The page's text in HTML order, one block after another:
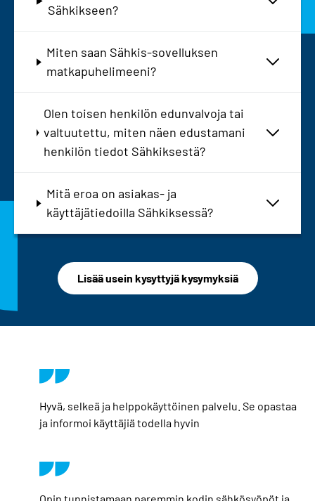
Sähkikseen?
Miten saan Sähkis-sovelluksen
matkapuhelimeeni?
Olen toisen henkilön edunvalvoja tai
valtuutettu, miten näen edustamani
henkilön tiedot Sähkiksestä?
Mitä eroa on asiakas- ja
käyttäjätiedoilla Sähkiksessä?
Lisää usein kysyttyjä kysymyksiä
Hyvä, selkeä ja helppokäyttöinen palvelu. Se opastaa
ja informoi käyttäjiä todella hyvin